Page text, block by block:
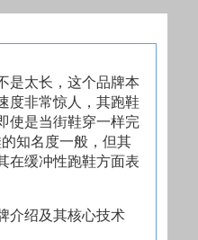
是太长，这个品牌本
度非常惊人，其跑鞋
使是当街鞋穿一样完
知名度一般，但其
在缓冲性跑鞋方面表